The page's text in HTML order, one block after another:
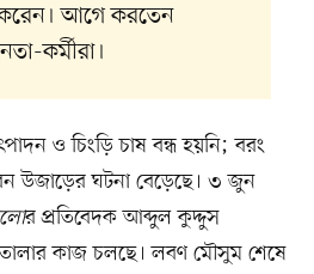
করেন। আগে করতেন
কর্মীরা।
ও চিংড়ি চাষ বন্ধ হয়নি; বরং
উজাড়ের ঘটনা বেড়েছে। ৩ জুন
র প্রতিবেদক আব্দুল কুদ্দুস
কাজ চলছে। লবণ মৌসুম শেষে